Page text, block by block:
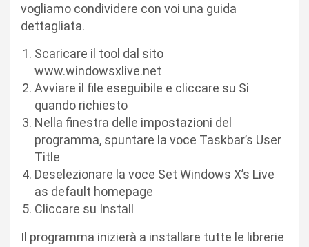
vogliamo condividere con voi una guida
dettagliata.
Scaricare il tool dal sito
www.windowsxlive.net
Avviare il file eseguibile e cliccare su Si
quando richiesto
Nella finestra delle impostazioni del
programma, spuntare la voce Taskbar’s User
Title
Deselezionare la voce Set Windows X’s Live
as default homepage
Cliccare su Install
Il programma inizierà a installare tutte le librerie